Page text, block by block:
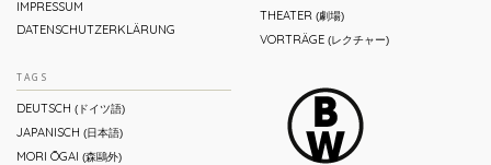
IMPRESSUM
DATENSCHUTZERKLÄRUNG
THEATER (劇場)
VORTRÄGE(レクチャー)
TAGS
DEUTSCH (ドイツ語)
JAPANISCH (日本語)
MORI ŌGAI (森鷗外)